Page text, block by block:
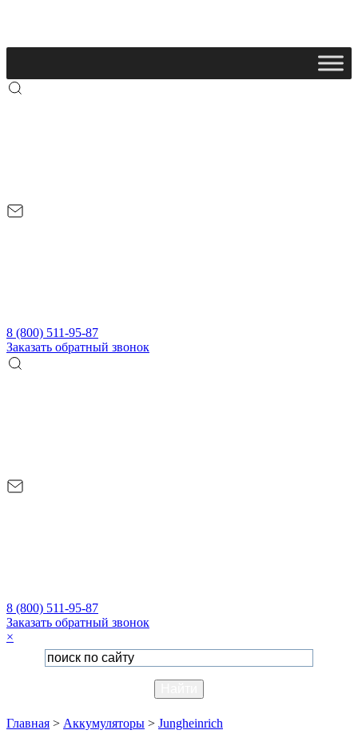
8 (800) 511-95-87
Заказать обратный звонок
8 (800) 511-95-87
Заказать обратный звонок
×
Главная > Аккумуляторы > Jungheinrich